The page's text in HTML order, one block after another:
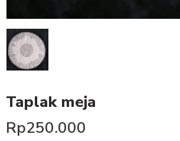
Taplak meja
Rp250.000